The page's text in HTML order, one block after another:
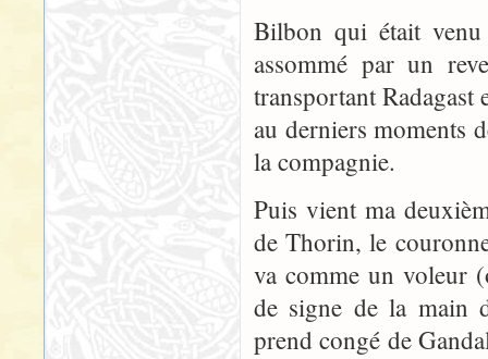
Bilbon qui était
assommé par un
transportant Radagast
au derniers moments
la compagnie.
Puis vient ma
de Thorin, le
va comme un voleur
de signe de la main
prend congé de